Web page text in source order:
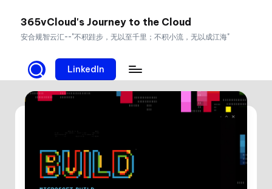
365vCloud's Journey to the Cloud
安合规智云汇--"不积跬步，无以至千里；不积小流，无以成江海"
LinkedIn